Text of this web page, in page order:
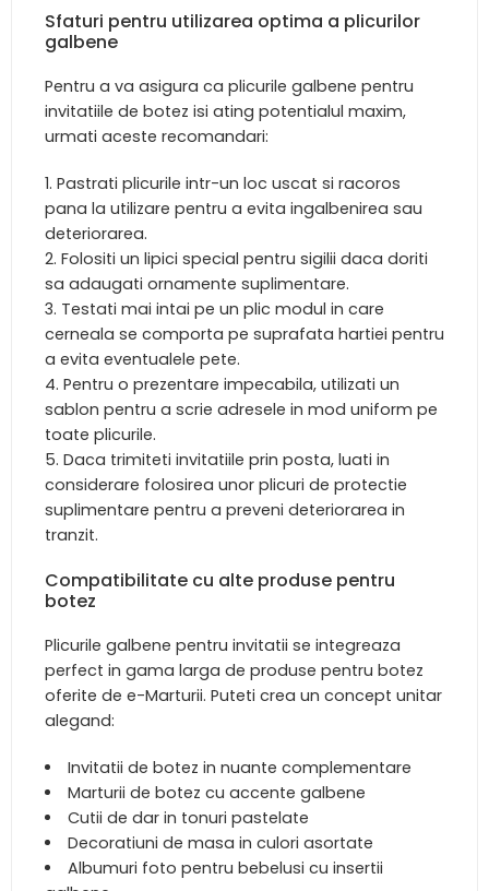
Sfaturi pentru utilizarea optima a plicurilor
galbene
Pentru a va asigura ca plicurile galbene pentru
invitatiile de botez isi ating potentialul maxim,
urmati aceste recomandari:
Pastrati plicurile intr-un loc uscat si racoros
pana la utilizare pentru a evita ingalbenirea sau
deteriorarea.
Folositi un lipici special pentru sigilii daca doriti
sa adaugati ornamente suplimentare.
Testati mai intai pe un plic modul in care
cerneala se comporta pe suprafata hartiei pentru
a evita eventualele pete.
Pentru o prezentare impecabila, utilizati un
sablon pentru a scrie adresele in mod uniform pe
toate plicurile.
Daca trimiteti invitatiile prin posta, luati in
considerare folosirea unor plicuri de protectie
suplimentare pentru a preveni deteriorarea in
tranzit.
Compatibilitate cu alte produse pentru
botez
Plicurile galbene pentru invitatii se integreaza
perfect in gama larga de produse pentru botez
oferite de e-Marturii. Puteti crea un concept unitar
alegand:
Invitatii de botez in nuante complementare
Marturii de botez cu accente galbene
Cutii de dar in tonuri pastelate
Decoratiuni de masa in culori asortate
Albumuri foto pentru bebelusi cu insertii